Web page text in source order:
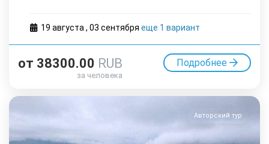
19 августа , 03 cентября еще 1 вариант
от 38300.00 RUB
за человека
Подробнее
Авторский тур